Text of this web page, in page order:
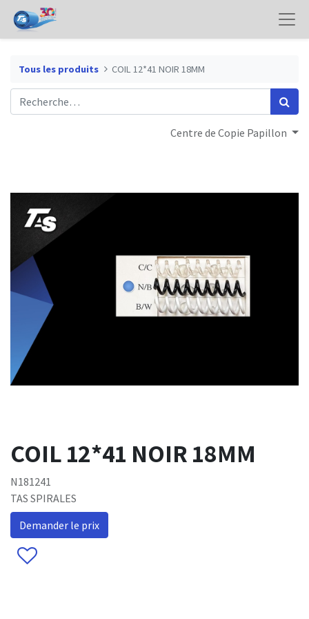
Tous les produits COIL 12*41 NOIR 18MM
Centre de Copie Papillon
COIL 12*41 NOIR 18MM
N181241
TAS SPIRALES
Demander le prix